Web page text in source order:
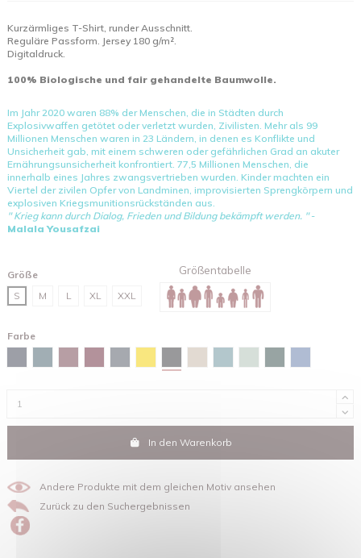
Kurzärmliges T-Shirt, runder Ausschnitt.
Reguläre Passform. Jersey 180 g/m².
Digitaldruck.
100% Biologische und fair gehandelte Baumwolle.
Im Jahr 2020 waren 88% der Menschen, die in Städten durch
Explosivwaffen getötet oder verletzt wurden, Zivilisten. Mehr als 99
Millionen Menschen waren in 23 Ländern, in denen es Konflikte und
Unsicherheit gab, mit einem schweren oder gefährlichen Grad an akuter
Ernährungsunsicherheit konfrontiert. 77,5 Millionen Menschen, die
innerhalb eines Jahres zwangsvertrieben wurden. Kinder machten ein
Viertel der zivilen Opfer von Landminen, improvisierten Sprengkörpern und
explosiven Kriegsmunitionsrückständen aus.
" Krieg kann durch Dialog, Frieden und Bildung bekämpft werden. "-
Malala Yousafzai
Größe
S
M L XL XXL
Größentabelle
Farbe
In den Warenkorb
Andere Produkte mit dem gleichen Motiv ansehen
Zurück zu den Suchergebnissen